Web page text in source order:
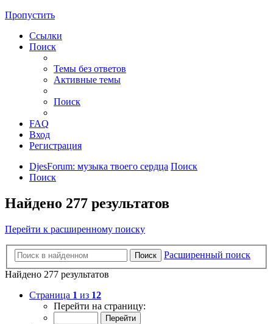
Пропустить
Ссылки
Поиск
Темы без ответов
Активные темы
Поиск
FAQ
Вход
Регистрация
DjesForum: музыка твоего сердца Поиск
Поиск
Найдено 277 результатов
Перейти к расширенному поиску
Поиск
Расширенный поиск
Найдено 277 результатов
Страница 1 из 12
Перейти на страницу: